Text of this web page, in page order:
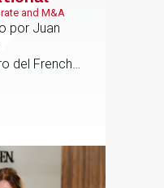
and M&A
por Juan
del French
sectores